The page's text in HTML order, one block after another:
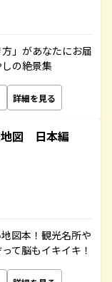
」があなたにお届
の絶景集
詳細を見る
図 日本編
図本！観光名所や
て脳もイキイキ！